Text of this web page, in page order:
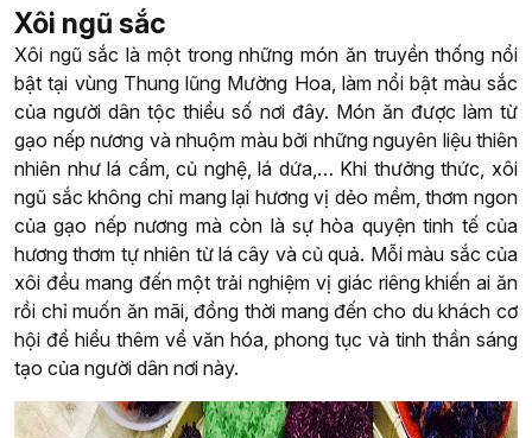
Xôi ngũ sắc
Xôi ngũ sắc là một trong những món ăn truyền thống nổi
bật tại vùng Thung lũng Mường Hoa, làm nổi bật màu sắc
của người dân tộc thiểu số nơi đây. Món ăn được làm từ
gạo nếp nương và nhuộm màu bởi những nguyên liệu thiên
nhiên như lá cẩm, củ nghệ, lá dứa,… Khi thưởng thức, xôi
ngũ sắc không chỉ mang lại hương vị dẻo mềm, thơm ngon
của gạo nếp nương mà còn là sự hòa quyện tinh tế của
hương thơm tự nhiên từ lá cây và củ quả. Mỗi màu sắc của
xôi đều mang đến một trải nghiệm vị giác riêng khiến ai ăn
rồi chỉ muốn ăn mãi, đồng thời mang đến cho du khách cơ
hội để hiểu thêm về văn hóa, phong tục và tinh thần sáng
tạo của người dân nơi này.